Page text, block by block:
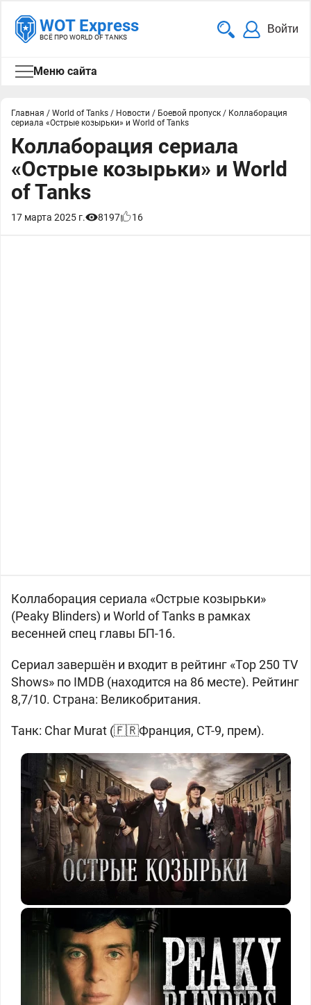
WOT Express
ВСЁ ПРО WORLD OF TANKS
Войти
Меню сайта
Главная / World of Tanks / Новости / Боевой пропуск / Коллаборация
сериала «Острые козырьки» и World of Tanks
Коллаборация сериала
«Острые козырьки» и World
of Tanks
17 марта 2025 г. 8197 16
Коллаборация сериала «Острые козырьки»
(Peaky Blinders) и World of Tanks в рамках
весенней спец главы БП-16.
Сериал завершён и входит в рейтинг «Top 250 TV
Shows» по IMDB (находится на 86 месте). Рейтинг
8,7/10. Страна: Великобритания.
Танк: Char Murat (🇫🇷Франция, СТ-9, прем).